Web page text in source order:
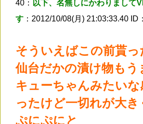
40： 以下、名無しにかわりまして
す ：2012/10/08(月) 21:03:33.40 ID
そういえばこの前貰
仙台だかの漬け物もう
キューちゃんみたい
ったけど一切れが大
ぷにぷにと